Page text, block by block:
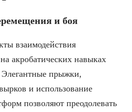
и боя
взаимодействия
акробатических навыках
Элегантные прыжки,
и использование
позволяют преодолевать